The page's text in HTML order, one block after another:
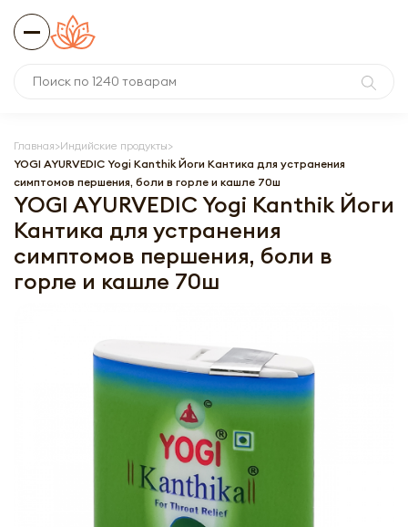
Главная Индийские продукты
YOGI AYURVEDIC Yogi Kanthik Йоги Кантика для устранения
симптомов першения, боли в горле и кашле 70ш
YOGI AYURVEDIC Yogi Kanthik Йоги
Кантика для устранения
симптомов першения, боли в
горле и кашле 70ш